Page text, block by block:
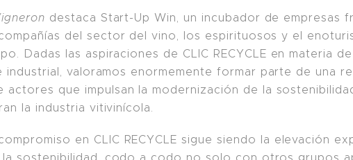
destaca Start-Up Win, un incubador de empresas
del sector del vino, los espirituosos y el
Dadas las aspiraciones de CLIC RECYCLE en materia
industrial, valoramos enormemente formar parte de una
actores que impulsan la modernización de la
la industria vitivinícola.
en CLIC RECYCLE sigue siendo la elevación